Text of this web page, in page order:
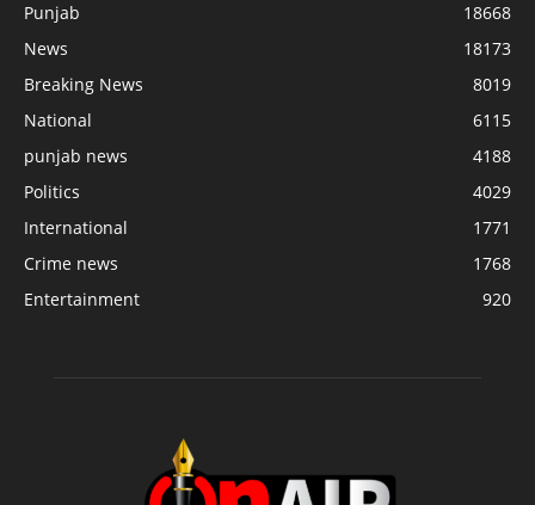
Punjab
18668
News
18173
Breaking News
8019
National
6115
punjab news
4188
Politics
4029
International
1771
Crime news
1768
Entertainment
920